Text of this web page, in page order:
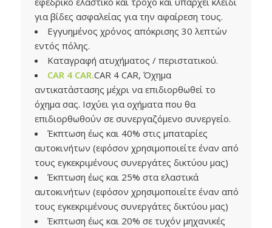
για βίδες ασφαλείας για την αφαίρεση τους.
Εγγυημένος χρόνος απόκρισης 30 λεπτών
εντός πόλης.
Καταγραφή ατυχήματος / περιστατικού.
CAR 4 CAR.CAR 4 CAR, Όχημα
αντικατάστασης μέχρι να επιδιορθωθεί το
όχημα σας. Ισχύει για οχήματα που θα
επιδιορθωθούν σε συνεργαζόμενο συνεργείο.
Έκπτωση έως και 40% στις μπαταρίες
αυτοκινήτων (εφόσον χρησιμοποιείτε έναν από
τους εγκεκριμένους συνεργάτες δικτύου μας)
Έκπτωση έως και 25% στα ελαστικά
αυτοκινήτων (εφόσον χρησιμοποιείτε έναν από
τους εγκεκριμένους συνεργάτες δικτύου μας)
Έκπτωση έως και 20% σε τυχόν μηχανικές